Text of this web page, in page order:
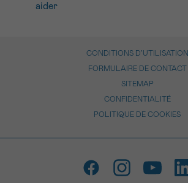
aider
CONDITIONS D’UTILISATION
FORMULAIRE DE CONTACT
SITEMAP
CONFIDENTIALITÉ
POLITIQUE DE COOKIES